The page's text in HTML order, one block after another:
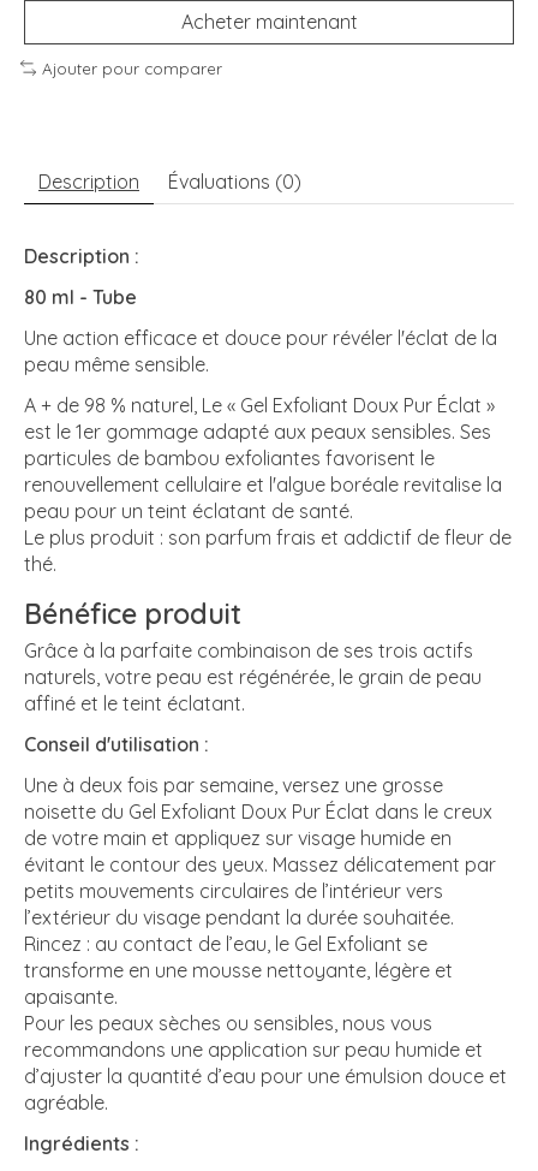
Acheter maintenant
Ajouter pour comparer
Description Évaluations (0)
Description :
80 ml - Tube
Une action efficace et douce pour révéler l'éclat de la
peau même sensible.
A + de 98 % naturel, Le « Gel Exfoliant Doux Pur Éclat »
est le 1er gommage adapté aux peaux sensibles. Ses
particules de bambou exfoliantes favorisent le
renouvellement cellulaire et l'algue boréale revitalise la
peau pour un teint éclatant de santé.
Le plus produit : son parfum frais et addictif de fleur de
thé.
Bénéfice produit
Grâce à la parfaite combinaison de ses trois actifs
naturels, votre peau est régénérée, le grain de peau
affiné et le teint éclatant.
Conseil d'utilisation :
Une à deux fois par semaine, versez une grosse
noisette du Gel Exfoliant Doux Pur Éclat dans le creux
de votre main et appliquez sur visage humide en
évitant le contour des yeux. Massez délicatement par
petits mouvements circulaires de l’intérieur vers
l’extérieur du visage pendant la durée souhaitée.
Rincez : au contact de l’eau, le Gel Exfoliant se
transforme en une mousse nettoyante, légère et
apaisante.
Pour les peaux sèches ou sensibles, nous vous
recommandons une application sur peau humide et
d’ajuster la quantité d’eau pour une émulsion douce et
agréable.
Ingrédients :